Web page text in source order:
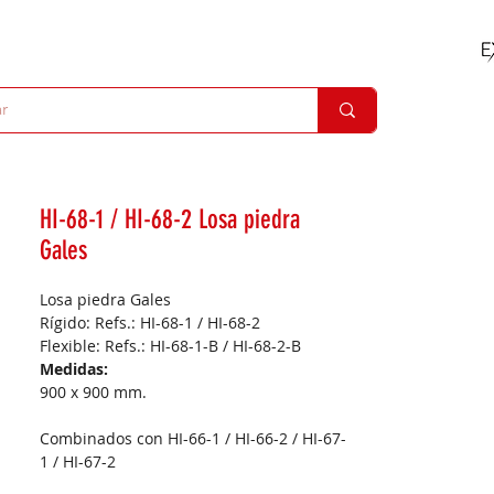
HI-68-1 / HI-68-2 Losa piedra
Gales
Losa piedra Gales
Rígido: Refs.: HI-68-1 / HI-68-2
Flexible: Refs.: HI-68-1-B / HI-68-2-B
Medidas:
900 x 900 mm.
Combinados con HI-66-1 / HI-66-2 / HI-67-
1 / HI-67-2